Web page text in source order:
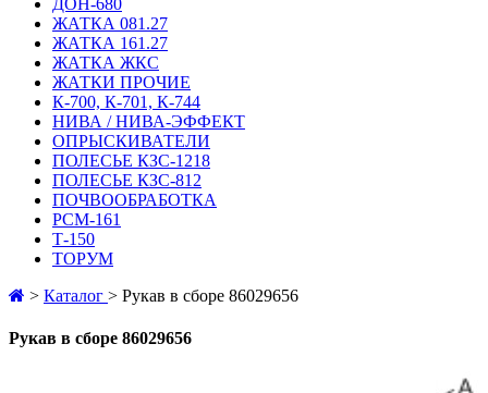
ДОН-680
ЖАТКА 081.27
ЖАТКА 161.27
ЖАТКА ЖКС
ЖАТКИ ПРОЧИЕ
К-700, К-701, К-744
НИВА / НИВА-ЭФФЕКТ
ОПРЫСКИВАТЕЛИ
ПОЛЕСЬЕ КЗС-1218
ПОЛЕСЬЕ КЗС-812
ПОЧВООБРАБОТКА
РСМ-161
Т-150
ТОРУМ
> Каталог > Рукав в сборе 86029656
Рукав в сборе 86029656